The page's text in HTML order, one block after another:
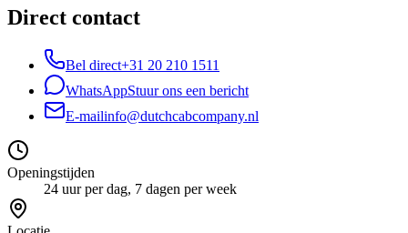
Direct contact
Bel direct+31 20 210 1511
WhatsAppStuur ons een bericht
E-mailinfo@dutchcabcompany.nl
Openingstijden
24 uur per dag, 7 dagen per week